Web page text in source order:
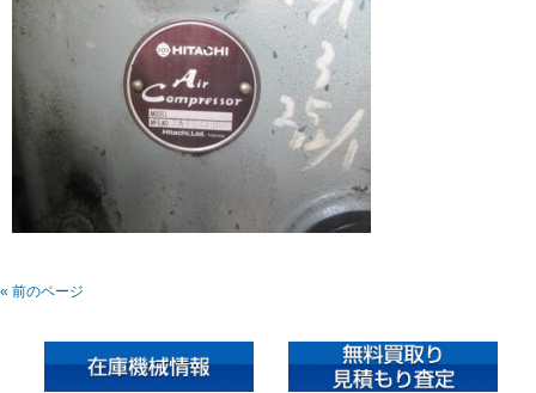
« 前のページ